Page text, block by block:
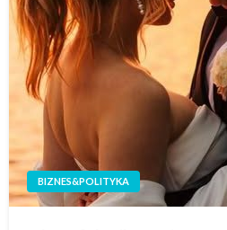
BIZNES&POLITYKA